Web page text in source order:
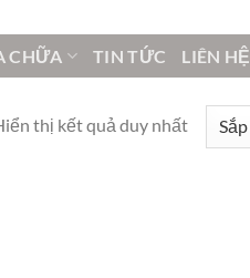
CHỮA TIN TỨC LIÊN HỆ
thị kết quả duy nhất